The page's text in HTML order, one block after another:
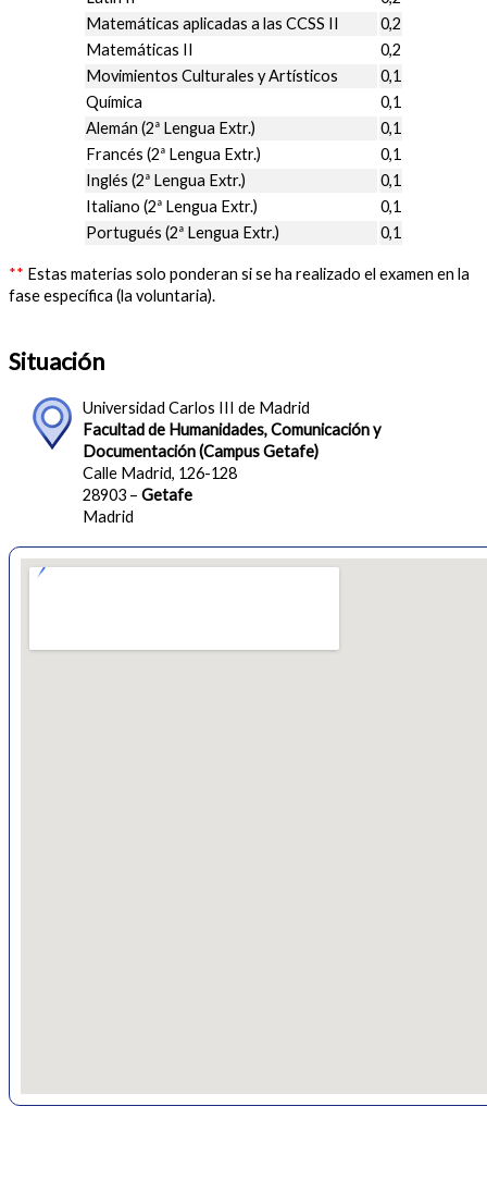
Matemáticas aplicadas a las CCSS II
0,2
Matemáticas II
0,2
Movimientos Culturales y Artísticos
0,1
Química
0,1
Alemán (2ª Lengua Extr.)
0,1
Francés (2ª Lengua Extr.)
0,1
Inglés (2ª Lengua Extr.)
0,1
Italiano (2ª Lengua Extr.)
0,1
Portugués (2ª Lengua Extr.)
0,1
** Estas materias solo ponderan si se ha realizado el examen en la
fase específica (la voluntaria).
Situación
Universidad Carlos III de Madrid
Facultad de Humanidades, Comunicación y
Documentación (Campus Getafe)
Calle Madrid, 126-128
28903 – Getafe
Madrid